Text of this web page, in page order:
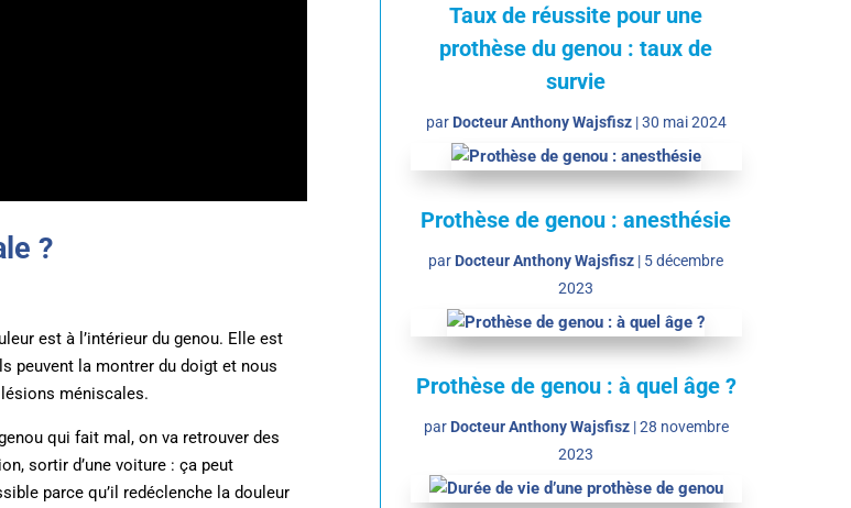
?
est à l’intérieur du genou. Elle est
peuvent la montrer du doigt et nous
méniscales.
qui fait mal, on va retrouver des
sortir d’une voiture : ça peut
parce qu’il redéclenche la douleur
Taux de réussite pour une
prothèse du genou : taux de
survie
par Docteur Anthony Wajsfisz|30 mai 2024
Prothèse de genou : anesthésie
par Docteur Anthony Wajsfisz | 5 décembre
2023
Prothèse de genou : à quel âge ?
par Docteur Anthony Wajsfisz|28 novembre
2023